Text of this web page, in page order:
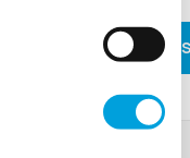
LEER MÁS